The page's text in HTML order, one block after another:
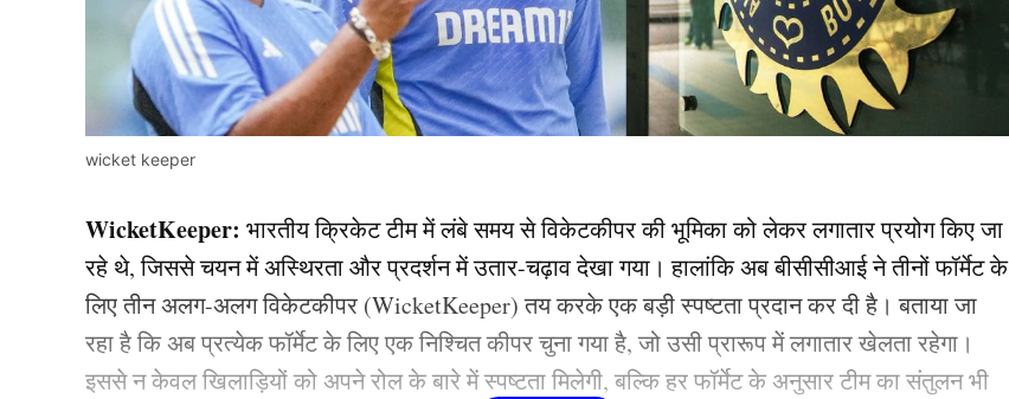
wicket keeper
WicketKeeper: भारतीय क्रिकेट टीम में लंबे समय से विकेटकीपर की भूमिका को लेकर लगातार प्रयोग किए जा
रहे थे, जिससे चयन में अस्थिरता और प्रदर्शन में उतार-चढ़ाव देखा गया। हालांकि अब बीसीसीआई ने तीनों फॉर्मेट के
लिए तीन अलग-अलग विकेटकीपर (WicketKeeper) तय करके एक बड़ी स्पष्टता प्रदान कर दी है। बताया जा
रहा है कि अब प्रत्येक फॉर्मेट के लिए एक निश्चित कीपर चुना गया है, जो उसी प्रारूप में लगातार खेलता रहेगा।
इससे न केवल खिलाड़ियों को अपने रोल के बारे में स्पष्टता मिलेगी, बल्कि हर फॉर्मेट के अनुसार टीम का संतुलन भी